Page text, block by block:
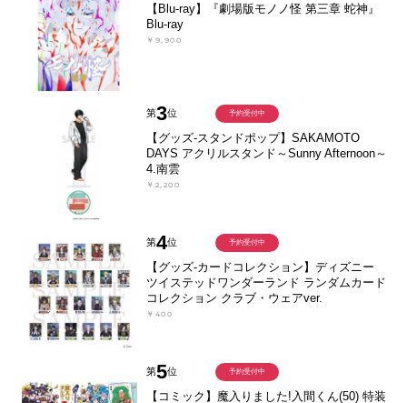
【Blu-ray】『劇場版モノノ怪 第三章 蛇神』
Blu-ray
￥9,900
第3位
【グッズ-スタンドポップ】SAKAMOTO
DAYS アクリルスタンド～Sunny Afternoon～
4.南雲
￥2,200
予約受付中
第4位
【グッズ-カードコレクション】ディズニー
ツイステッドワンダーランド ランダムカード
コレクション クラブ・ウェアver.
￥400
予約受付中
第5位
【コミック】魔入りました!入間くん(50) 特装
予約受付中